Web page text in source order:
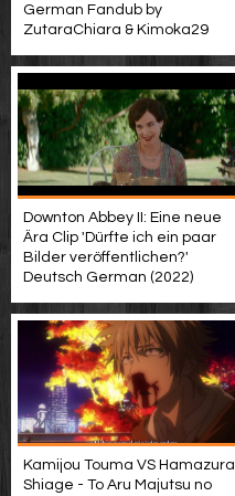
German Fandub by
ZutaraChiara & Kimoka29
Downton Abbey II: Eine neue
Ära Clip 'Dürfte ich ein paar
Bilder veröffentlichen?'
Deutsch German (2022)
Kamijou Touma VS Hamazura
Shiage - To Aru Majutsu no